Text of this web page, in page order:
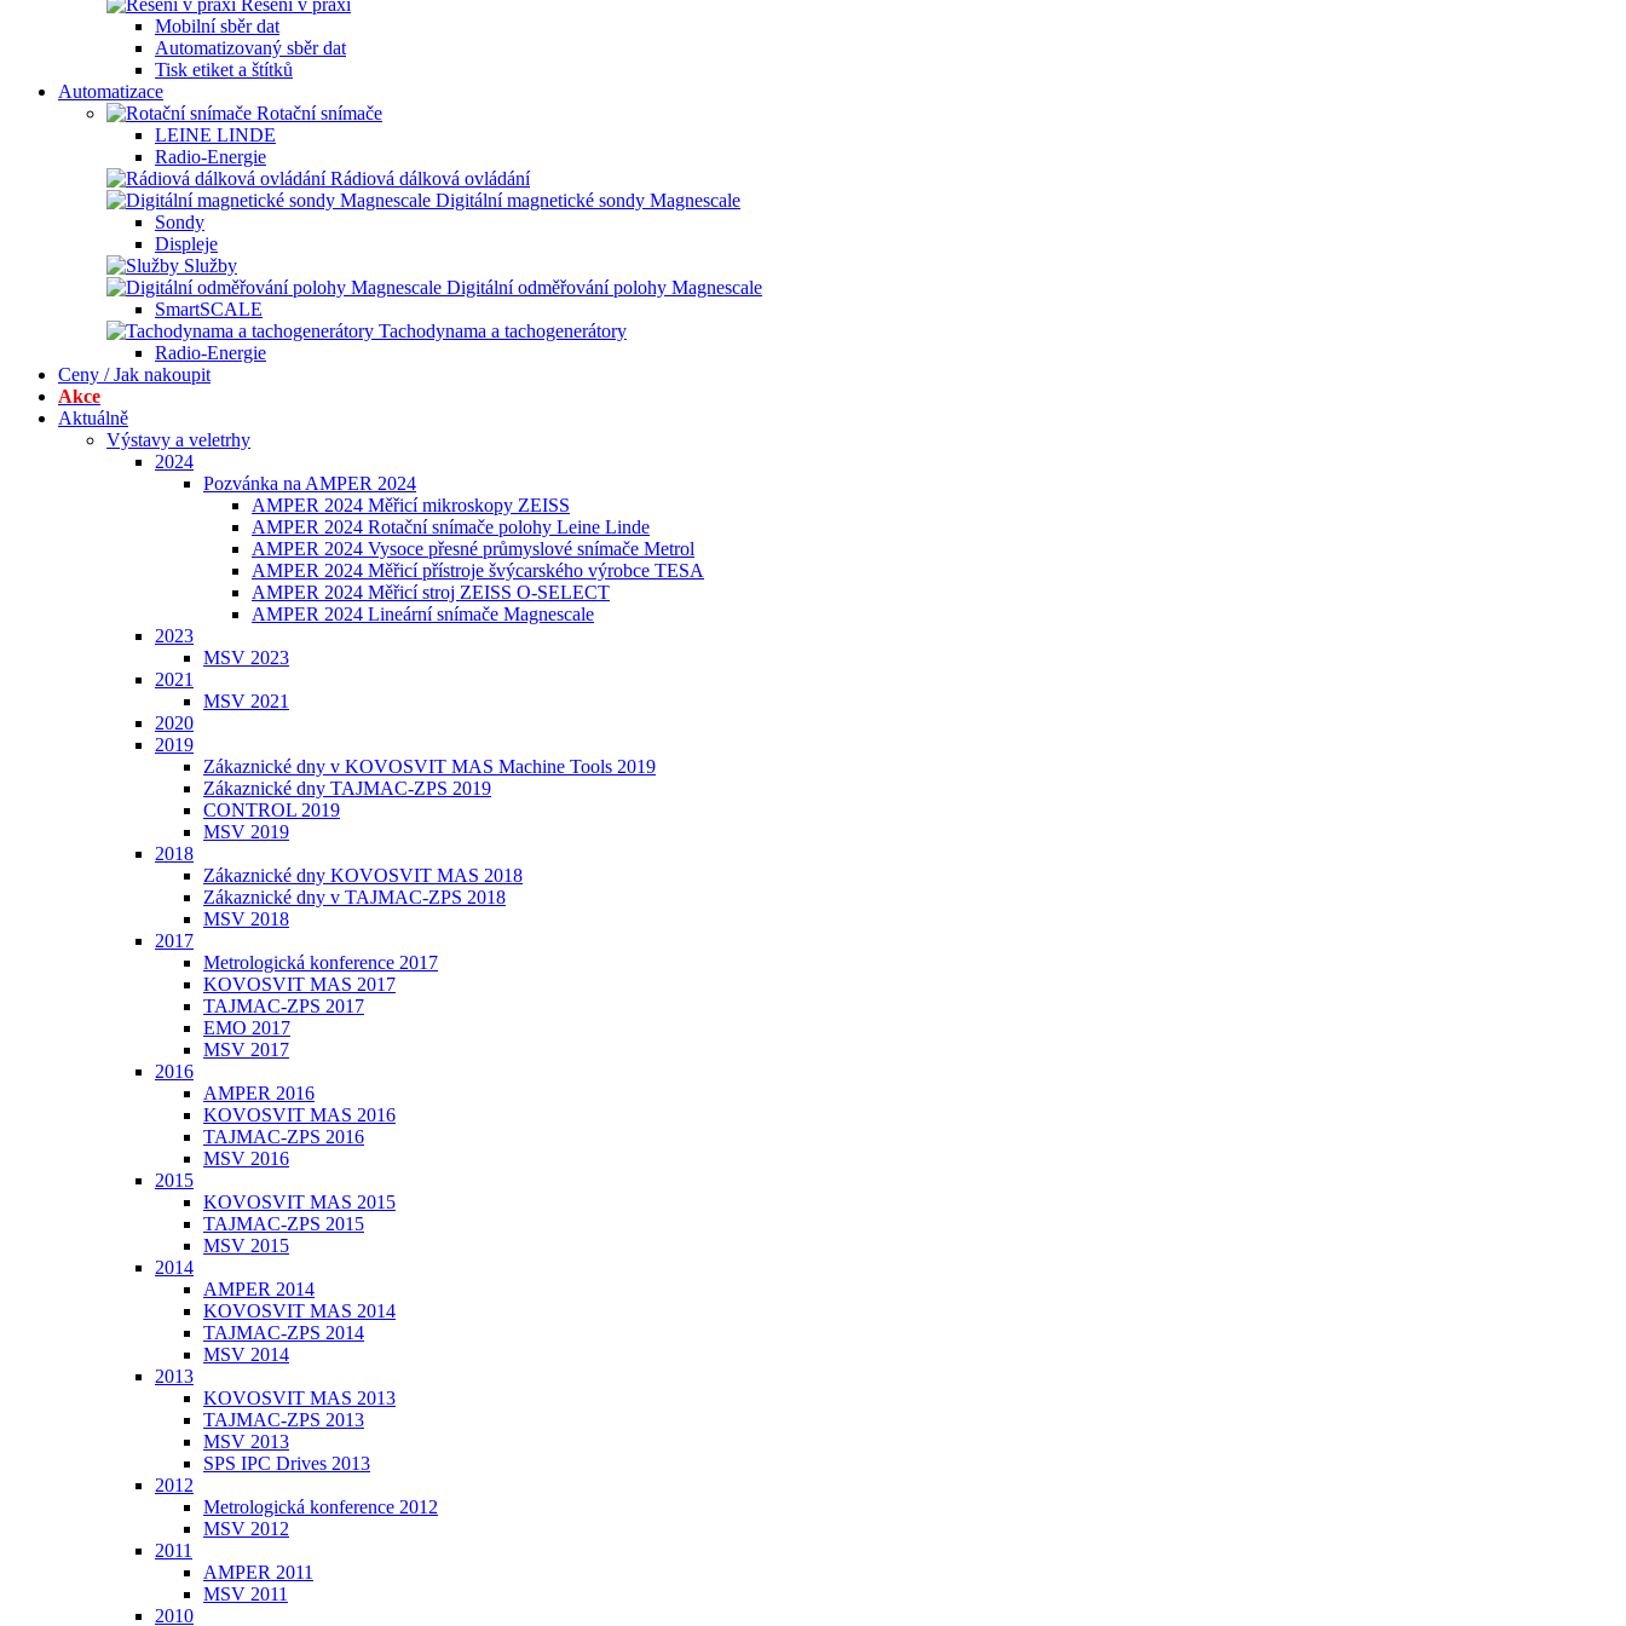
Řešení v praxi
Mobilní sběr dat
Automatizovaný sběr dat
Tisk etiket a štítků
Automatizace
Rotační snímače
LEINE LINDE
Radio-Energie
Rádiová dálková ovládání
Digitální magnetické sondy Magnescale
Sondy
Displeje
Služby
Digitální odměřování polohy Magnescale
SmartSCALE
Tachodynama a tachogenerátory
Radio-Energie
Ceny / Jak nakoupit
Akce
Aktuálně
Výstavy a veletrhy
2024
Pozvánka na AMPER 2024
AMPER 2024 Měřicí mikroskopy ZEISS
AMPER 2024 Rotační snímače polohy Leine Linde
AMPER 2024 Vysoce přesné průmyslové snímače Metrol
AMPER 2024 Měřicí přístroje švýcarského výrobce TESA
AMPER 2024 Měřicí stroj ZEISS O-SELECT
AMPER 2024 Lineární snímače Magnescale
2023
MSV 2023
2021
MSV 2021
2020
2019
Zákaznické dny v KOVOSVIT MAS Machine Tools 2019
Zákaznické dny TAJMAC-ZPS 2019
CONTROL 2019
MSV 2019
2018
Zákaznické dny KOVOSVIT MAS 2018
Zákaznické dny v TAJMAC-ZPS 2018
MSV 2018
2017
Metrologická konference 2017
KOVOSVIT MAS 2017
TAJMAC-ZPS 2017
EMO 2017
MSV 2017
2016
AMPER 2016
KOVOSVIT MAS 2016
TAJMAC-ZPS 2016
MSV 2016
2015
KOVOSVIT MAS 2015
TAJMAC-ZPS 2015
MSV 2015
2014
AMPER 2014
KOVOSVIT MAS 2014
TAJMAC-ZPS 2014
MSV 2014
2013
KOVOSVIT MAS 2013
TAJMAC-ZPS 2013
MSV 2013
SPS IPC Drives 2013
2012
Metrologická konference 2012
MSV 2012
2011
AMPER 2011
MSV 2011
2010